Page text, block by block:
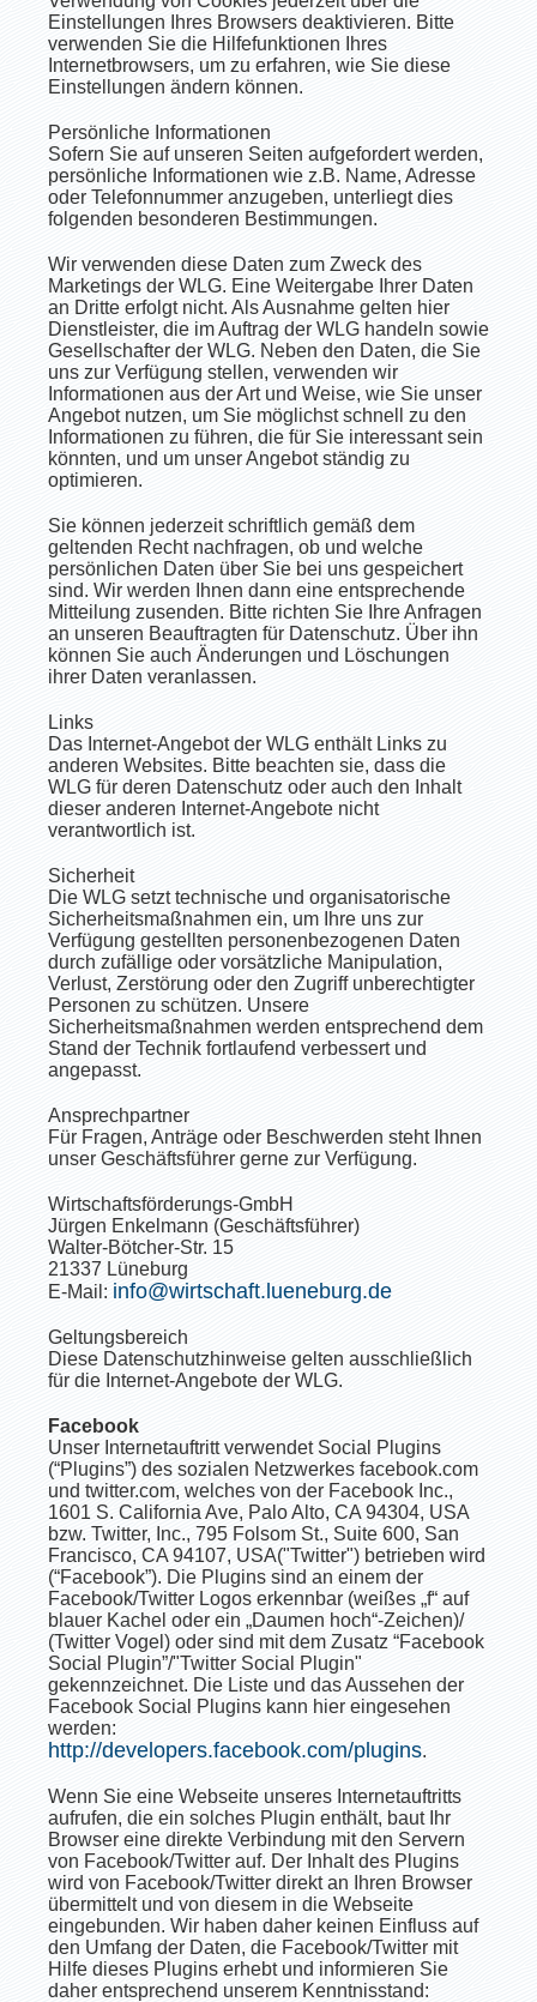
Einstellungen Ihres Browsers deaktivieren. Bitte
verwenden Sie die Hilfefunktionen Ihres
Internetbrowsers, um zu erfahren, wie Sie diese
Einstellungen ändern können.
Persönliche Informationen
Sofern Sie auf unseren Seiten aufgefordert werden,
persönliche Informationen wie z.B. Name, Adresse
oder Telefonnummer anzugeben, unterliegt dies
folgenden besonderen Bestimmungen.
Wir verwenden diese Daten zum Zweck des
Marketings der WLG. Eine Weitergabe Ihrer Daten
an Dritte erfolgt nicht. Als Ausnahme gelten hier
Dienstleister, die im Auftrag der WLG handeln sowie
Gesellschafter der WLG. Neben den Daten, die Sie
uns zur Verfügung stellen, verwenden wir
Informationen aus der Art und Weise, wie Sie unser
Angebot nutzen, um Sie möglichst schnell zu den
Informationen zu führen, die für Sie interessant sein
könnten, und um unser Angebot ständig zu
optimieren.
Sie können jederzeit schriftlich gemäß dem
geltenden Recht nachfragen, ob und welche
persönlichen Daten über Sie bei uns gespeichert
sind. Wir werden Ihnen dann eine entsprechende
Mitteilung zusenden. Bitte richten Sie Ihre Anfragen
an unseren Beauftragten für Datenschutz. Über ihn
können Sie auch Änderungen und Löschungen
ihrer Daten veranlassen.
Links
Das Internet-Angebot der WLG enthält Links zu
anderen Websites. Bitte beachten sie, dass die
WLG für deren Datenschutz oder auch den Inhalt
dieser anderen Internet-Angebote nicht
verantwortlich ist.
Sicherheit
Die WLG setzt technische und organisatorische
Sicherheitsmaßnahmen ein, um Ihre uns zur
Verfügung gestellten personenbezogenen Daten
durch zufällige oder vorsätzliche Manipulation,
Verlust, Zerstörung oder den Zugriff unberechtigter
Personen zu schützen. Unsere
Sicherheitsmaßnahmen werden entsprechend dem
Stand der Technik fortlaufend verbessert und
angepasst.
Ansprechpartner
Für Fragen, Anträge oder Beschwerden steht Ihnen
unser Geschäftsführer gerne zur Verfügung.
Wirtschaftsförderungs-GmbH
Jürgen Enkelmann (Geschäftsführer)
Walter-Bötcher-Str. 15
21337 Lüneburg
E-Mail: info@wirtschaft.lueneburg.de
Geltungsbereich
Diese Datenschutzhinweise gelten ausschließlich
für die Internet-Angebote der WLG.
Facebook
Unser Internetauftritt verwendet Social Plugins
(“Plugins”) des sozialen Netzwerkes facebook.com
und twitter.com, welches von der Facebook Inc.,
1601 S. California Ave, Palo Alto, CA 94304, USA
bzw. Twitter, Inc., 795 Folsom St., Suite 600, San
Francisco, CA 94107, USA("Twitter") betrieben wird
(“Facebook”). Die Plugins sind an einem der
Facebook/Twitter Logos erkennbar (weißes „f“ auf
blauer Kachel oder ein „Daumen hoch“-Zeichen)/
(Twitter Vogel) oder sind mit dem Zusatz “Facebook
Social Plugin”/"Twitter Social Plugin"
gekennzeichnet. Die Liste und das Aussehen der
Facebook Social Plugins kann hier eingesehen
werden:
http://developers.facebook.com/plugins.
Wenn Sie eine Webseite unseres Internetauftritts
aufrufen, die ein solches Plugin enthält, baut Ihr
Browser eine direkte Verbindung mit den Servern
von Facebook/Twitter auf. Der Inhalt des Plugins
wird von Facebook/Twitter direkt an Ihren Browser
übermittelt und von diesem in die Webseite
eingebunden. Wir haben daher keinen Einfluss auf
den Umfang der Daten, die Facebook/Twitter mit
Hilfe dieses Plugins erhebt und informieren Sie
daher entsprechend unserem Kenntnisstand: